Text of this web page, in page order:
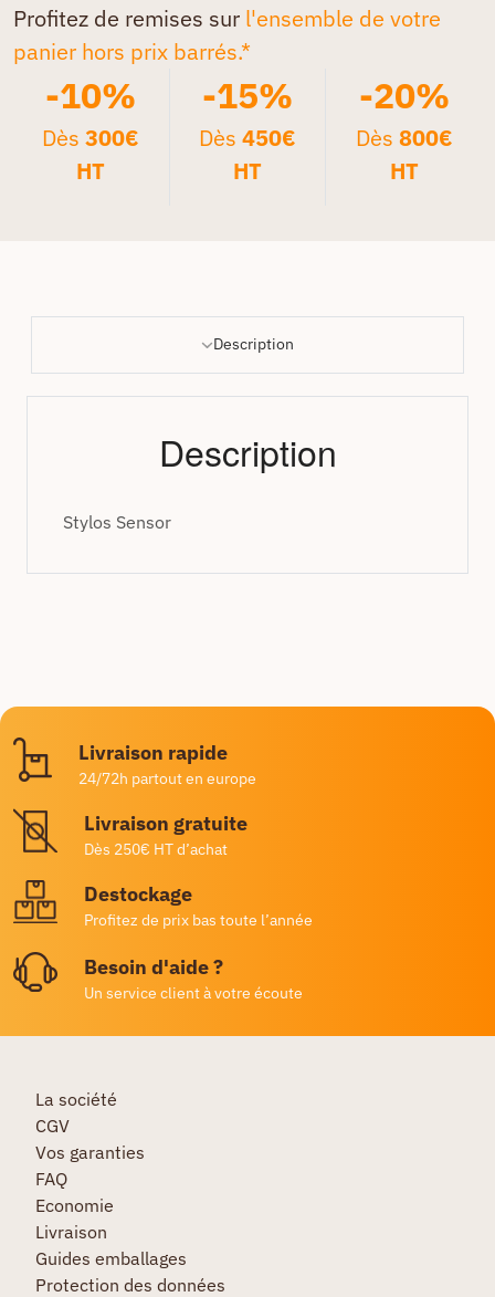
Profitez de remises sur l'ensemble de votre
panier hors prix barrés.*
-10%
Dès300€
HT
-15%
Dès 450€
HT
-20%
Dès 800€
HT
Description
Description
Stylos Sensor
Livraison rapide
24/72h partout en europe
Livraison gratuite
Dès 250€ HT d’achat
Destockage
Profitez de prix bas toute l’année
Besoin d'aide ?
Un service client à votre écoute
La société
CGV
Vos garanties
FAQ
Economie
Livraison
Guides emballages
Protection des données